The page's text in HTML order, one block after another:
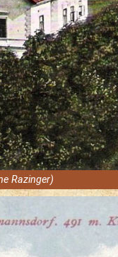
Razinger)